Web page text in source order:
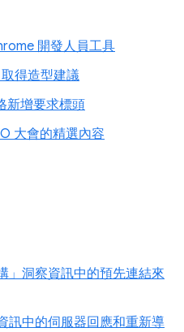
開發人員工具
得造型建議
新增要求標頭
大會的精選內容
」洞察資訊中的預先連結來
訊中的伺服器回應和重新導